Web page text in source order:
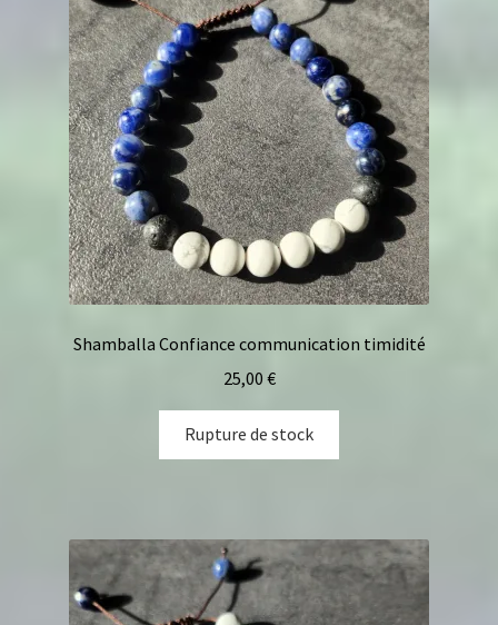
Shamballa Confiance communication timidité
25,00 €
Rupture de stock